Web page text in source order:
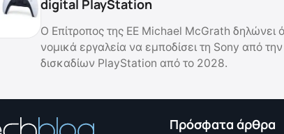
digital PlayStation
Ο Επίτροπος της ΕΕ Michael McGrath δηλώνει
νομικά εργαλεία να εμποδίσει τη Sony από
δισκαδίων PlayStation από το 2028.
Πρόσφατα άρθρα